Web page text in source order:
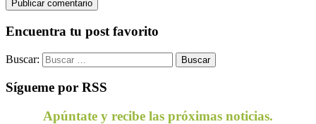
Encuentra tu post favorito
Buscar:
Sígueme por RSS
Apúntate y recibe las próximas noticias.